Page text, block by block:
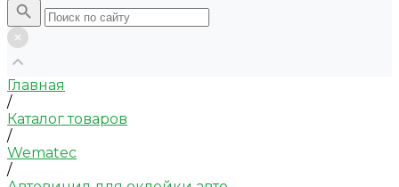
Главная
/
Каталог товаров
/
Wematec
/